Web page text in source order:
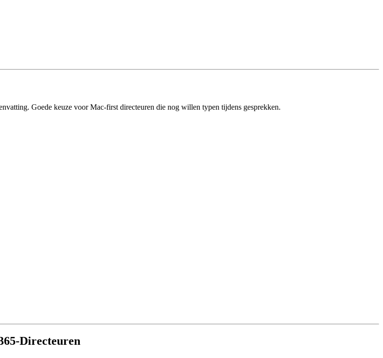
Goede keuze voor Mac-first directeuren die nog willen typen tijdens gesprekken.
Directeuren